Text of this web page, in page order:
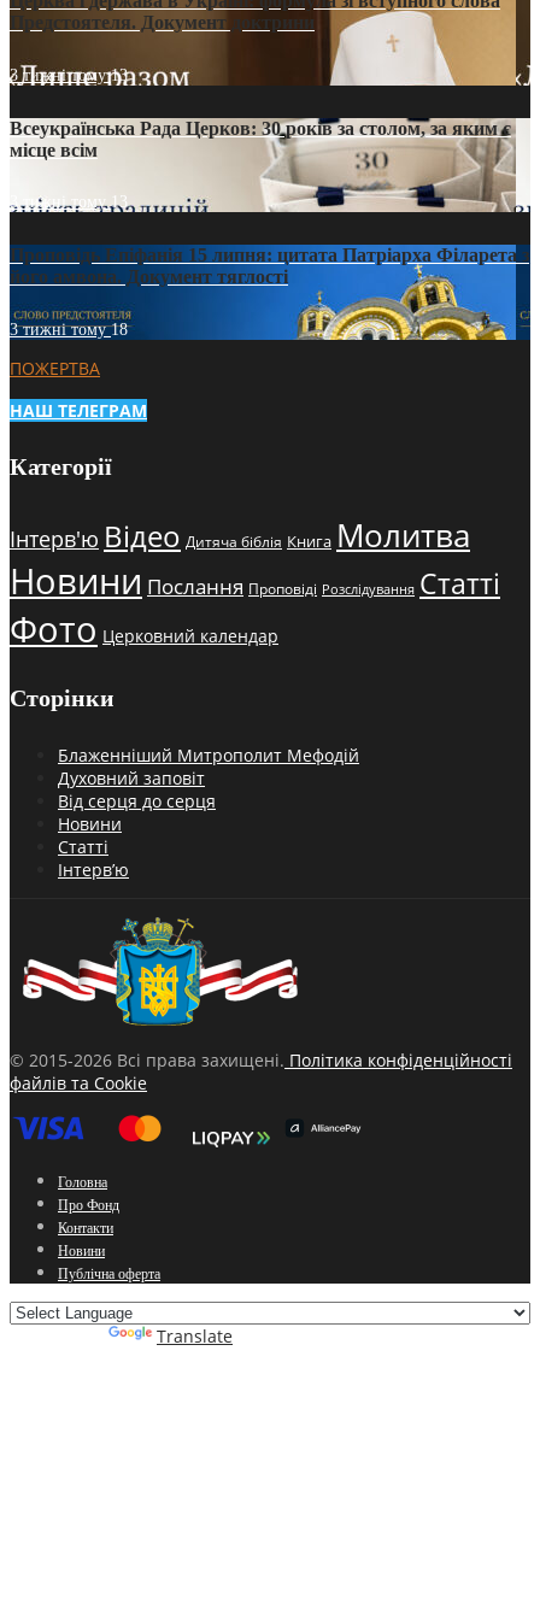
Предстоятеля. Документ доктрини
3 тижні тому13
Всеукраїнська Рада Церков: 30 років за столом, за яким є
місце всім
3 тижні тому13
Проповідь Епіфанія 15 липня: цитата Патріарха Філарета з
його амвона. Документ тяглості
3 тижні тому18
ПОЖЕРТВА
НАШ ТЕЛЕГРАМ
Категорії
Інтерв'ю Відео Дитяча біблія Книга Молитва
Новини Послання Проповіді Розслідування Статті
Фото Церковний календар
Сторінки
Блаженніший Митрополит Мефодій
Духовний заповіт
Від серця до серця
Новини
Статті
Інтерв’ю
© 2015-2026 Всі права захищені. Політика конфіденційності
файлів та Cookie
Головна
Про Фонд
Контакти
Новини
Публічна оферта
Translate